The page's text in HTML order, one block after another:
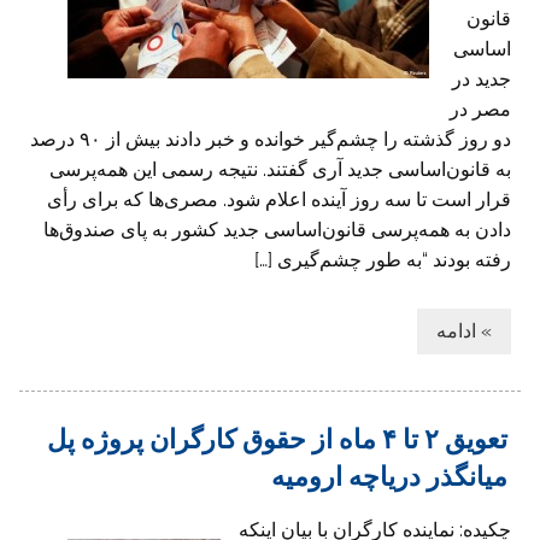
قانون
اساسی
جدید در
مصر در
دو روز گذشته را چشم‌گیر خوانده و خبر دادند بیش از ۹۰ درصد
به قانون‌اساسی جدید آری گفتند. نتیجه رسمی این همه‌پرسی
قرار است تا سه روز آینده اعلام شود. مصری‌ها که برای رأی
دادن به همه‌پرسی قانون‌اساسی جدید کشور به پای صندوق‌‌ها
رفته بودند “به طور چشم‌گیری […]
» ادامه
تعویق ۲ تا ۴ ماه از حقوق کارگران پروژه پل
میانگذر دریاچه ارومیه
چکیده: نماینده کارگران با بیان اینکه